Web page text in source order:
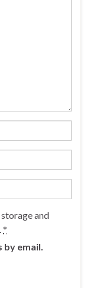
and
*
email.